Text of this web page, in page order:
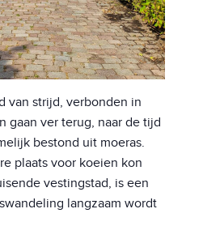
van strijd, verbonden in
gaan ver terug, naar de tijd
bestond uit moeras.
plaats voor koeien kon
vestingstad, is een
langzaam wordt